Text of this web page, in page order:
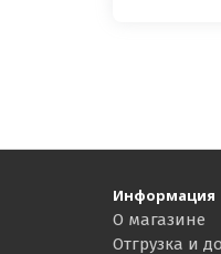
Информация
О магазине
Отгрузка и